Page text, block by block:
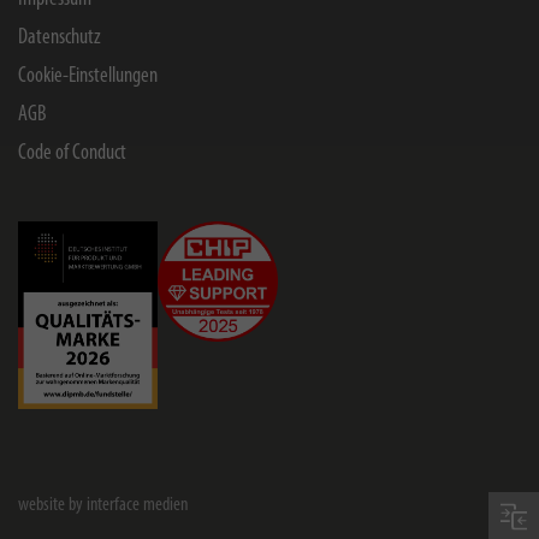
Datenschutz
Cookie-Einstellungen
AGB
Code of Conduct
website by interface medien